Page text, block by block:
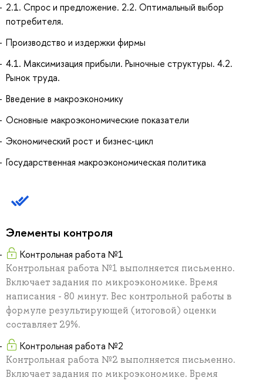
2.1. Спрос и предложение. 2.2. Оптимальный выбор
потребителя.
Производство и издержки фирмы
4.1. Максимизация прибыли. Рыночные структуры. 4.2.
Рынок труда.
Введение в макроэкономику
Основные макроэкономические показатели
Экономический рост и бизнес-цикл
Государственная макроэкономическая политика
Элементы контроля
Контрольная работа №1
Контрольная работа №1 выполняется письменно.
Включает задания по микроэкономике. Время
написания - 80 минут. Вес контрольной работы в
формуле результирующей (итоговой) оценки
составляет 29%.
Контрольная работа №2
Контрольная работа №2 выполняется письменно.
Включает задания по микроэкономике. Время